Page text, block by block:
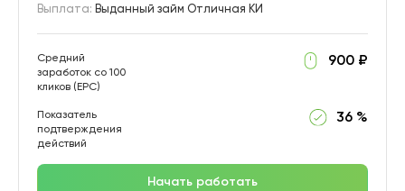
Выплата: Выданный займ Отличная КИ
Средний
заработок со 100
кликов (EPC)
900 ₽
Показатель
подтверждения
действий
36 %
Начать работать